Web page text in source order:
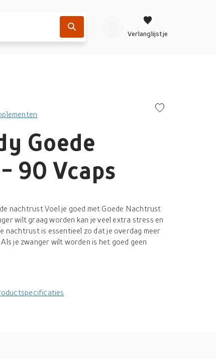
Verlanglijstje
Goede
90 Vcaps
nachtrust Voel je goed met Goede Nachtrust
wilt graag worden kan je veel extra stress en
nachtrust is essentieel zo dat je overdag meer
je zwanger wilt worden is het goed geen